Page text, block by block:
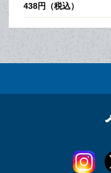
438円（税込）